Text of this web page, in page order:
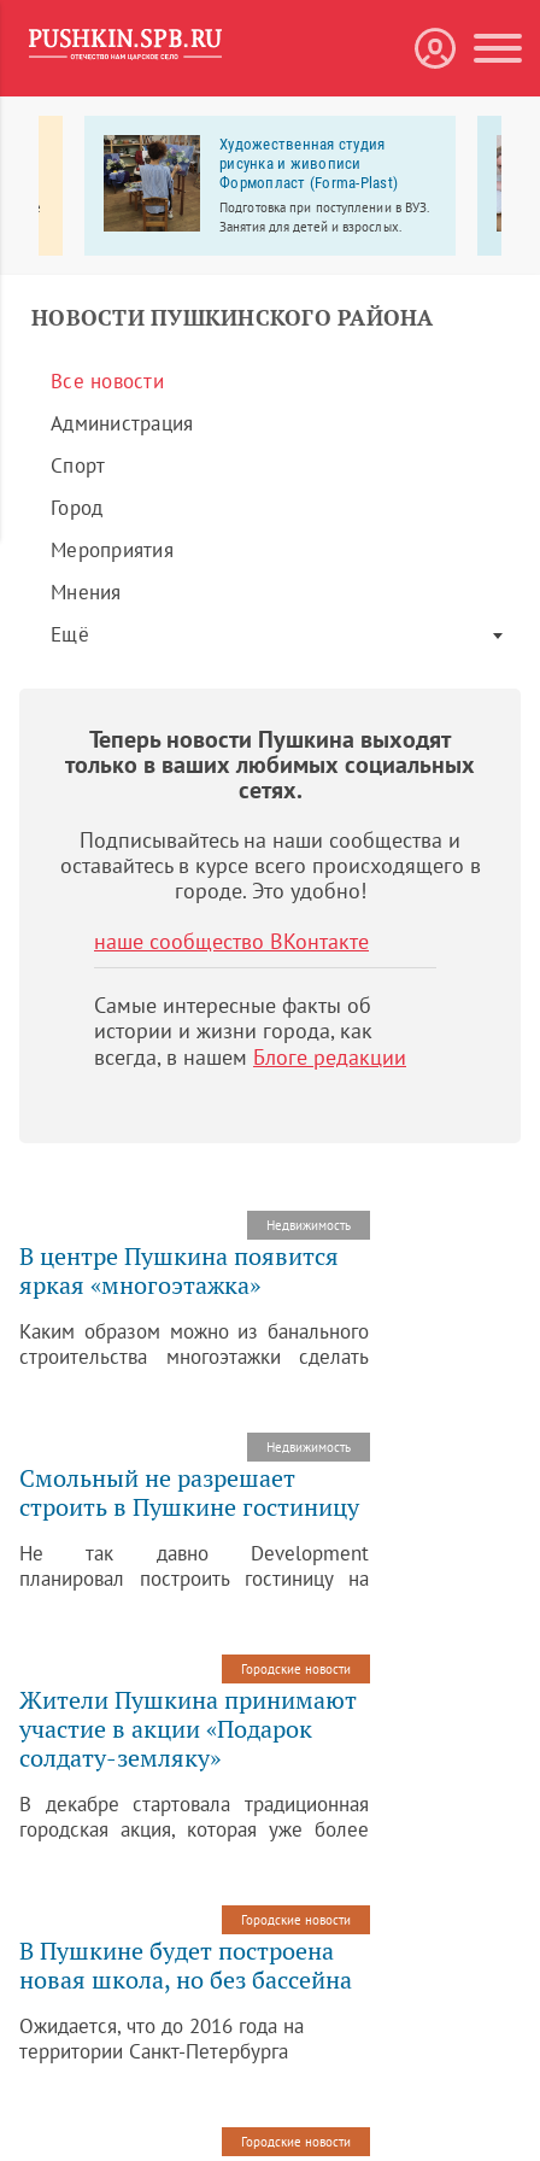
Художественная студия
рисунка и живописи
Формопласт (Forma-Plast)
Подготовка при поступлении в ВУЗ.
Занятия для детей и взрослых.
НОВОСТИ ПУШКИНСКОГО РАЙОНА
Все новости
Администрация
Спорт
Город
Мероприятия
Мнения
Ещё
Теперь новости Пушкина выходят
только в ваших любимых социальных
сетях.
Подписывайтесь на наши сообщества и
оставайтесь в курсе всего происходящего в
городе. Это удобно!
наше сообщество ВКонтакте
Самые интересные факты об
истории и жизни города, как
всегда, в нашем Блоге редакции
Недвижимость
В центре Пушкина появится
яркая «многоэтажка»
Каким образом можно из банального
строительства многоэтажки сделать
вопрос удалось найти архитектурному
бюро и Development компании.Недвижимость
Смольный не разрешает
строить в Пушкине гостиницу
Не так давно Development
планировал построить гостиницу на
высказалась против подобного
строительства на месте сквера,
который сейчас существует
неподалеку от школы.
Городские новости
Жители Пушкина принимают
участие в акции «Подарок
солдату-земляку»
В декабре стартовала традиционная
городская акция, которая уже более
людей принимают участие в акции
«Подарок солдату-земляку».Городские новости
В Пушкине будет построена
новая школа, но без бассейна
Ожидается, что до 2016 года на
территории Санкт-Петербурга
Городские новости